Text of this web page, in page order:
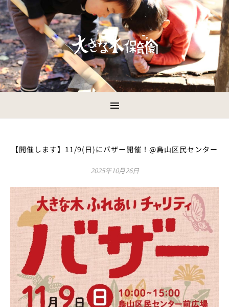
【開催します】11/9(日)にバザー開催！@烏山区民センター
2025年10月26日